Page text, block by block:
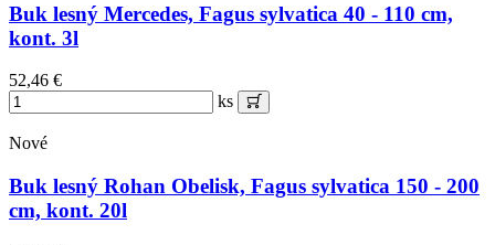
Buk lesný Mercedes, Fagus sylvatica 40 - 110 cm,
kont. 3l
52,46 €
ks
Nové
Buk lesný Rohan Obelisk, Fagus sylvatica 150 - 200
cm, kont. 20l